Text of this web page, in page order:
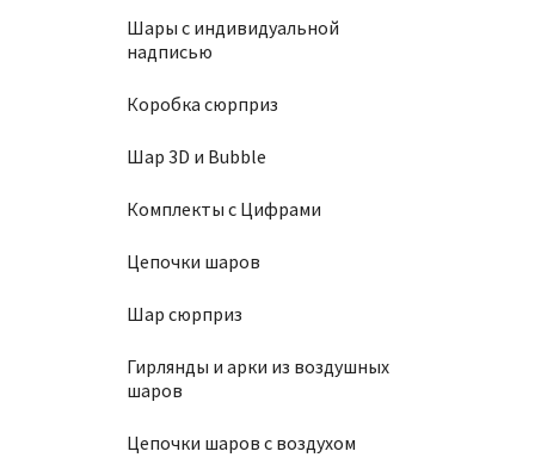
Шары с индивидуальной
надписью
Коробка сюрприз
Шар 3D и Bubble
Комплекты с Цифрами
Цепочки шаров
Шар сюрприз
Гирлянды и арки из воздушных
шаров
Цепочки шаров с воздухом